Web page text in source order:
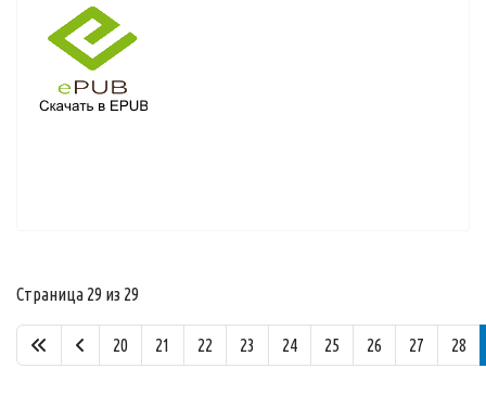
Страница 29 из 29
20 21 22 23 24 25 26 27 28